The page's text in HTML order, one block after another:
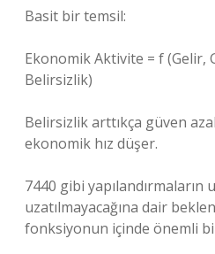
Basit bir temsil:
Ekonomik Aktivite = f (Gelir,
Belirsizlik)
Belirsizlik arttıkça güven
ekonomik hız düşer.
7440 gibi yapılandırmaların
uzatılmayacağına dair
fonksiyonun içinde önemli